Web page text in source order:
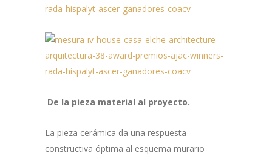
De la pieza material al proyecto.
La pieza cerámica da una respuesta
constructiva óptima al esquema murario